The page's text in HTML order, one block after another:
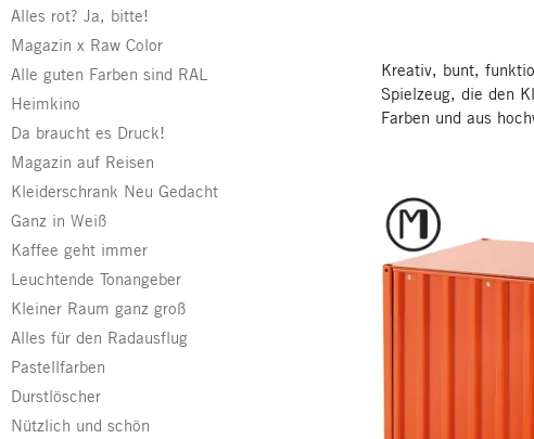
Alles rot? Ja, bitte!
Magazin x Raw Color
Alle guten Farben sind RAL
Heimkino
Da braucht es Druck!
Magazin auf Reisen
Kleiderschrank Neu Gedacht
Ganz in Weiß
Kaffee geht immer
Leuchtende Tonangeber
Kleiner Raum ganz groß
Alles für den Radausflug
Pastellfarben
Durstlöscher
Nützlich und schön
Kreativ, bunt,
Spielzeug, die den
Farben und aus